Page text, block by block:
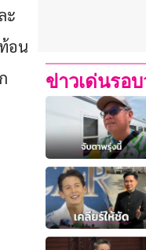
ะ
อน
ข่าวเด่นรอ